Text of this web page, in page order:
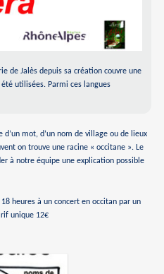
de Jalès depuis sa création couvre une
utilisées. Parmi ces langues
d’un mot, d’un nom de village ou de lieux
on trouve une racine « occitane ». Le
à notre équipe une explication possible
heures à un concert en occitan par un
unique 12€